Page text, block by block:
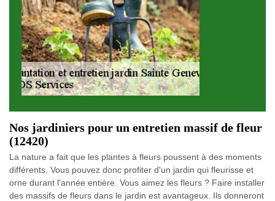
Nos jardiniers pour un entretien massif de fleur
(12420)
La nature a fait que les plantes à fleurs poussent à des moments
différents. Vous pouvez donc profiter d'un jardin qui fleurisse et
orne durant l'année entière. Vous aimez les fleurs ? Faire installer
des massifs de fleurs dans le jardin est avantageux. Ils donneront